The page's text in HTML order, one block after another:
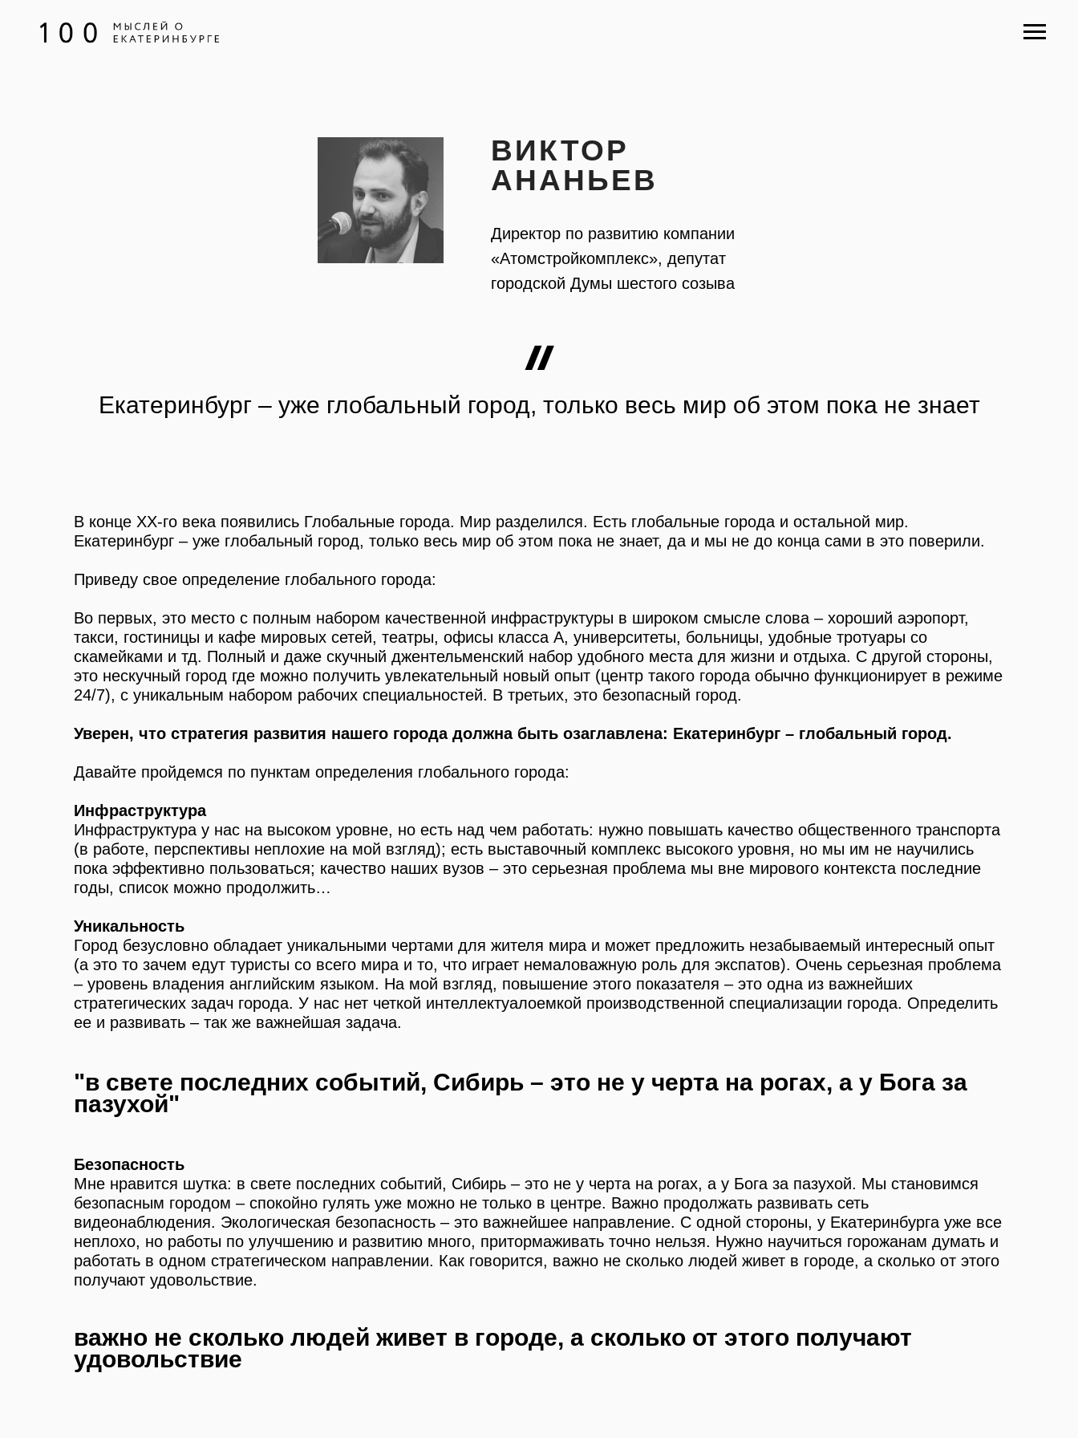
ВИКТОР
АНАНЬЕВ
Директор по развитию компании
«Атомстройкомплекс», депутат
городской Думы шестого созыва
Екатеринбург – уже глобальный город, только весь мир об этом пока не знает
В конце ХХ-го века появились Глобальные города. Мир разделился. Есть глобальные города и остальной мир.
Екатеринбург – уже глобальный город, только весь мир об этом пока не знает, да и мы не до конца сами в это поверили.
Приведу свое определение глобального города:
Во первых, это место с полным набором качественной инфраструктуры в широком смысле слова – хороший аэропорт,
такси, гостиницы и кафе мировых сетей, театры, офисы класса А, университеты, больницы, удобные тротуары со
скамейками и тд. Полный и даже скучный джентельменский набор удобного места для жизни и отдыха. С другой стороны,
это нескучный город где можно получить увлекательный новый опыт (центр такого города обычно функционирует в режиме
24/7), с уникальным набором рабочих специальностей. В третьих, это безопасный город.
Уверен, что стратегия развития нашего города должна быть озаглавлена: Екатеринбург – глобальный город.
Давайте пройдемся по пунктам определения глобального города:
Инфраструктура
Инфраструктура у нас на высоком уровне, но есть над чем работать: нужно повышать качество общественного транспорта
(в работе, перспективы неплохие на мой взгляд); есть выставочный комплекс высокого уровня, но мы им не научились
пока эффективно пользоваться; качество наших вузов – это серьезная проблема мы вне мирового контекста последние
годы, список можно продолжить…
Уникальность
Город безусловно обладает уникальными чертами для жителя мира и может предложить незабываемый интересный опыт
(а это то зачем едут туристы со всего мира и то, что играет немаловажную роль для экспатов). Очень серьезная проблема
– уровень владения английским языком. На мой взгляд, повышение этого показателя – это одна из важнейших
стратегических задач города. У нас нет четкой интеллектуалоемкой производственной специализации города. Определить
ее и развивать – так же важнейшая задача.
"в свете последних событий, Сибирь – это не у черта на рогах, а у Бога за
пазухой"
Безопасность
Мне нравится шутка: в свете последних событий, Сибирь – это не у черта на рогах, а у Бога за пазухой. Мы становимся
безопасным городом – спокойно гулять уже можно не только в центре. Важно продолжать развивать сеть
видеонаблюдения. Экологическая безопасность – это важнейшее направление. С одной стороны, у Екатеринбурга уже все
неплохо, но работы по улучшению и развитию много, притормаживать точно нельзя. Нужно научиться горожанам думать и
работать в одном стратегическом направлении. Как говорится, важно не сколько людей живет в городе, а сколько от этого
получают удовольствие.
важно не сколько людей живет в городе, а сколько от этого получают
удовольствие